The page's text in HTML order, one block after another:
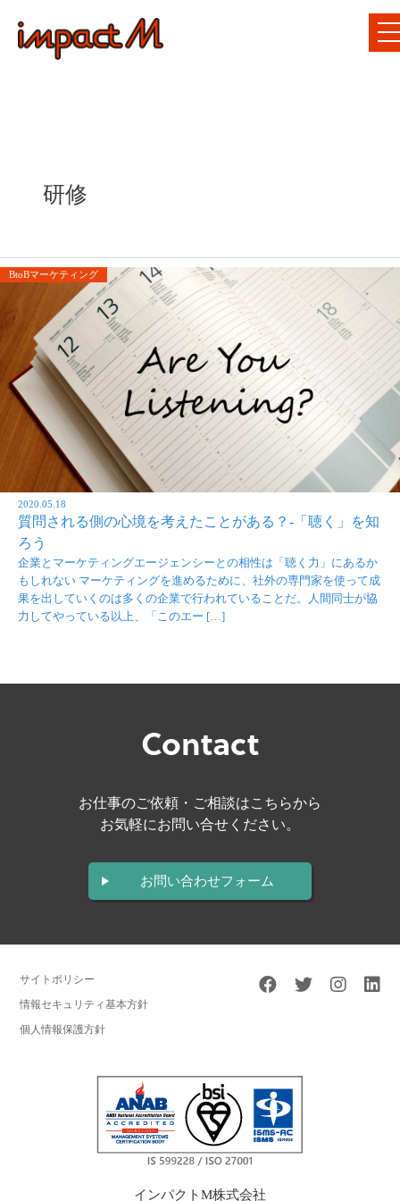
研修
BtoBマーケティング
2020.05.18
質問される側の心境を考えたことがある？-「聴く」を知
ろう
企業とマーケティングエージェンシーとの相性は「聴く力」にあるか
もしれない マーケティングを進めるために、社外の専門家を使って成
果を出していくのは多くの企業で行われていることだ。人間同士が協
力してやっている以上、「このエー […]
Contact
お仕事のご依頼・ご相談はこちらから
お気軽にお問い合せください。
お問い合わせフォーム
サイトポリシー
情報セキュリティ基本方針
個人情報保護方針
インパクトM株式会社